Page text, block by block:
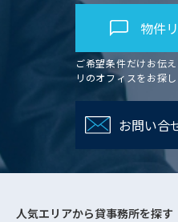
物件
ご希望条件だけお伝
リのオフィスをお探し
お問い合
人気エリアから貸事務所を探す